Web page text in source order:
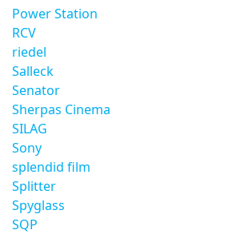
Power Station
RCV
riedel
Salleck
Senator
Sherpas Cinema
SILAG
Sony
splendid film
Splitter
Spyglass
SQP